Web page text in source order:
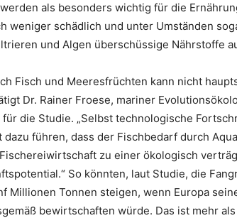
als besonders wichtig für die
weniger schädlich und unter Umständen
und Algen überschüssige Nährstoffe
Fisch und Meeresfrüchten kann nicht
Dr. Rainer Froese, mariner
die Studie. „Selbst technologische
führen, dass der Fischbedarf durch
zu einer ökologisch
So könnten, laut Studie, die
Millionen Tonnen steigen, wenn Europa
bewirtschaften würde. Das ist mehr